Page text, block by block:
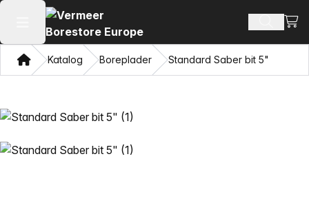
Åbn hovedmenuen SøgSe
HjemKatalog Boreplader Standard Saber bit 5"